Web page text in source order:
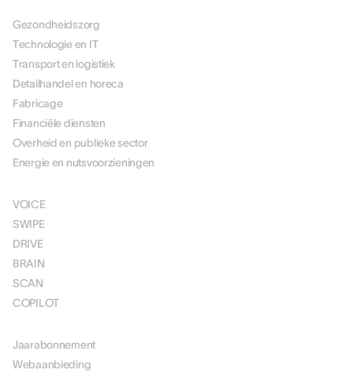
Gezondheidszorg
Technologie en IT
Transport en logistiek
Detailhandel en horeca
Fabricage
Financiële diensten
Overheid en publieke sector
Energie en nutsvoorzieningen
VOICE
SWIPE
DRIVE
BRAIN
SCAN
COPILOT
Jaarabonnement
Webaanbieding